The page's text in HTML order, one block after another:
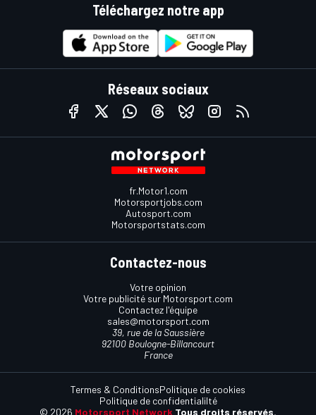
Téléchargez notre app
Réseaux sociaux
fr.Motor1.com
Motorsportjobs.com
Autosport.com
Motorsportstats.com
Contactez-nous
Votre opinion
Votre publicité sur Motorsport.com
Contactez l'équipe
sales@motorsport.com
39, rue de la Saussière
92100 Boulogne-Billancourt
France
© 2026 Motorsport Network Tous droits réservés.
Termes & ConditionsPolitique de cookies
Politique de confidentialilté